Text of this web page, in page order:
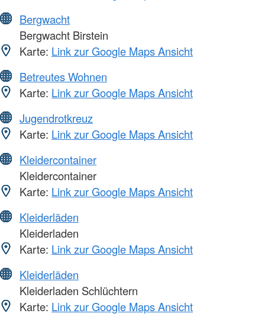
Bergwacht
Bergwacht Birstein
Karte: Link zur Google Maps Ansicht
Betreutes Wohnen
Karte: Link zur Google Maps Ansicht
Jugendrotkreuz
Karte: Link zur Google Maps Ansicht
Kleidercontainer
Kleidercontainer
Karte: Link zur Google Maps Ansicht
Kleiderläden
Kleiderladen
Karte: Link zur Google Maps Ansicht
Kleiderläden
Kleiderladen Schlüchtern
Karte: Link zur Google Maps Ansicht